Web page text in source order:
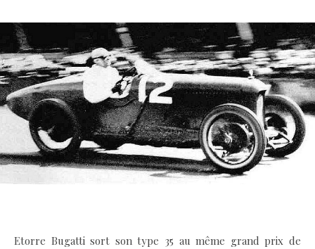
Etorre Bugatti sort son type 35 au même grand prix de